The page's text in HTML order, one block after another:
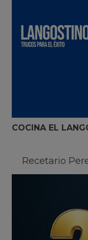
COCINA EL
Recetario